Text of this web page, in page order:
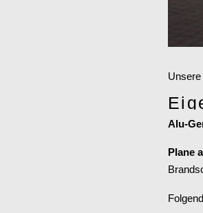
Alu-
Plane